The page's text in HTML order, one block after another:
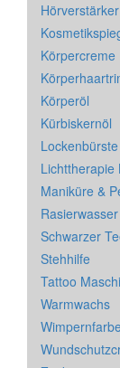
Hörverstärker
Körpercreme
Körperöl
Kürbiskernöl
Lockenbürste
Lichttherapie
Maniküre &
Rasierwasser
Schwarzer
Stehhilfe
Tattoo
Warmwachs
Wimpernfarbe